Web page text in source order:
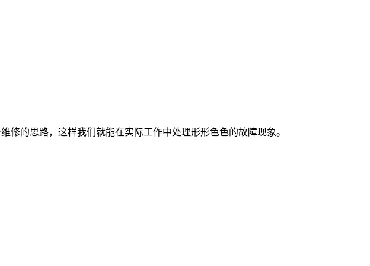
修的思路，这样我们就能在实际工作中处理形形色色的故障现象。